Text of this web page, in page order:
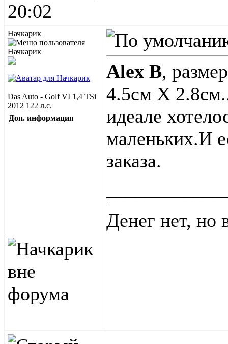
20:02
Начкарик
Das Auto - Golf VI 1,4 TSi
2012 122 л.с.
Доп. информация
Alex B,
4.5см Х
идеале
маленьких.И
заказа.
Денег нет, но